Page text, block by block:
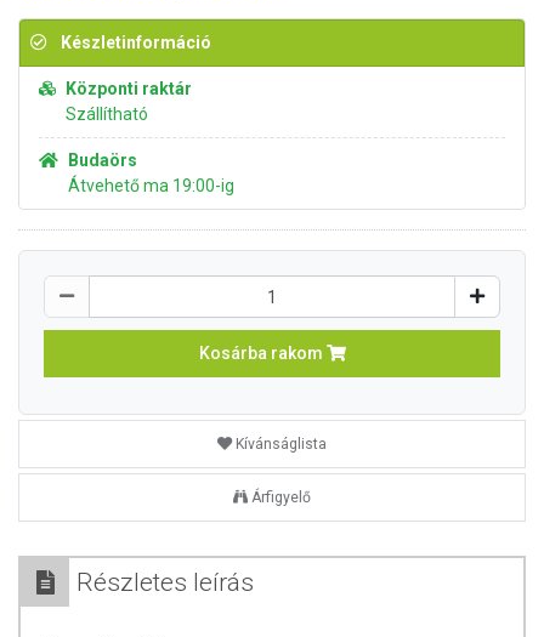
Készletinformáció
Központi raktár
Szállítható
Budaörs
Átvehető ma 19:00-ig
Kosárba rakom
Kívánságlista
Árfigyelő
Részletes leírás